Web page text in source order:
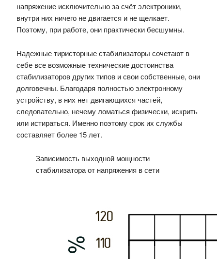
напряжение исключительно за счёт электроники,
внутри них ничего не двигается и не щелкает.
Поэтому, при работе, они практически бесшумны.
Надежные тиристорные стабилизаторы сочетают в
себе все возможные технические достоинства
стабилизаторов других типов и свои собственные, они
долговечны. Благодаря полностью электронному
устройству, в них нет двигающихся частей,
следовательно, нечему ломаться физически, искрить
или истираться. Именно поэтому срок их службы
составляет более 15 лет.
Зависимость выходной мощности
стабилизатора от напряжения в сети